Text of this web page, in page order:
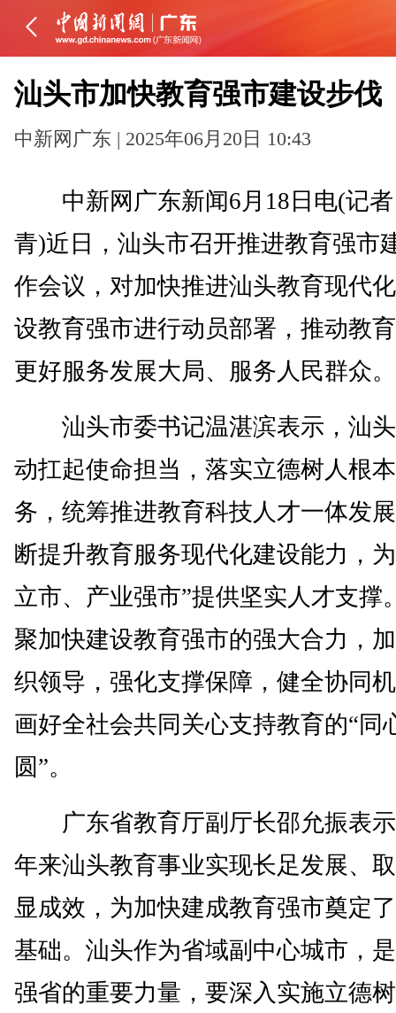
汕头市加快教育强市建设步伐
中新网广东 | 2025年06月20日 10:43
中新网广东新闻6月18日电(记者
青)近日，汕头市召开推进教育强市
作会议，对加快推进汕头教育现代
设教育强市进行动员部署，推动教
更好服务发展大局、服务人民群众。
汕头市委书记温湛滨表示，汕
动扛起使命担当，落实立德树人根
务，统筹推进教育科技人才一体发
断提升教育服务现代化建设能力，
立市、产业强市”提供坚实人才支撑
聚加快建设教育强市的强大合力，
织领导，强化支撑保障，健全协同
画好全社会共同关心支持教育的“同
圆”。
广东省教育厅副厅长邵允振表
年来汕头教育事业实现长足发展、
显成效，为加快建成教育强市奠定
基础。汕头作为省域副中心城市，
强省的重要力量，要深入实施立德